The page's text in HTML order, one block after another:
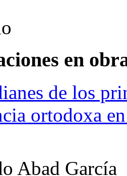
en
de los
ortodoxa
Abad García